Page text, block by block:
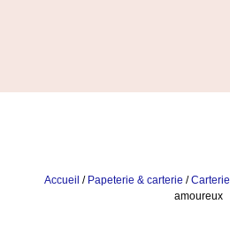
Accueil / Papeterie & carterie /Carterie
amoureux